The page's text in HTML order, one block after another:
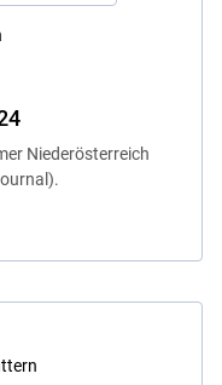
Niederösterreich